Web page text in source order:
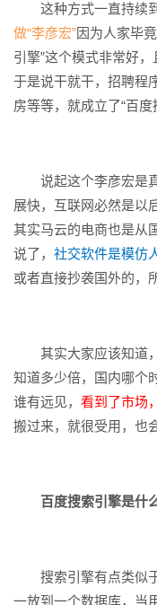
这种方式一直持续到
做“李彦宏”因为人家毕
引擎”这个模式非常好
于是说干就干，招聘程
房等等，就成立了“百度
说起这个李彦宏是真
展快，互联网必然是以
其实马云的电商也是从
说了， 社交软件是模仿
或者直接抄袭国外的，
其实大家应该知道，
知道多少倍，国内哪个
谁有远见， 看到了市场
搬过来，就很受用，也
百度搜索引擎是什
搜索引擎有点类似
一放到一个数据库，当